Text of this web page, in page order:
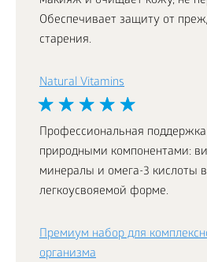
Обеспечивает защиту от
старения.
Natural Vitamins
Профессиональная
природными компонентами:
минералы и омега-3 кислоты
легкоусвояемой форме.
Премиум набор для
организма